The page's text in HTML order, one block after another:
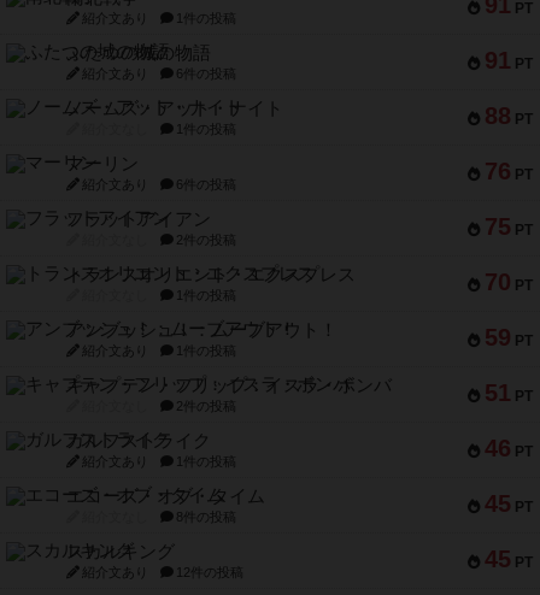
PT
紹介文あり 1件の投稿
91 PT
ふたつの城の物語
紹介文あり 6件の投稿
88 PT
ノームズ・アット・ナイト
1件の投稿
76 PT
マーリン
紹介文あり 6件の投稿
75 PT
フラットアイアン
2件の投稿
70 PT
トランスオリエント・エクスプレス
1件の投稿
59 PT
アンブッシュ！：ムーブアウト！
紹介文あり 1件の投稿
51 PT
キャプテン・フリップ：イスラ・ボンバ
2件の投稿
46 PT
ガルフストライク
紹介文あり 1件の投稿
45 PT
エコーズ・オブ・タイム
8件の投稿
45 PT
スカルキング
紹介文あり 12件の投稿